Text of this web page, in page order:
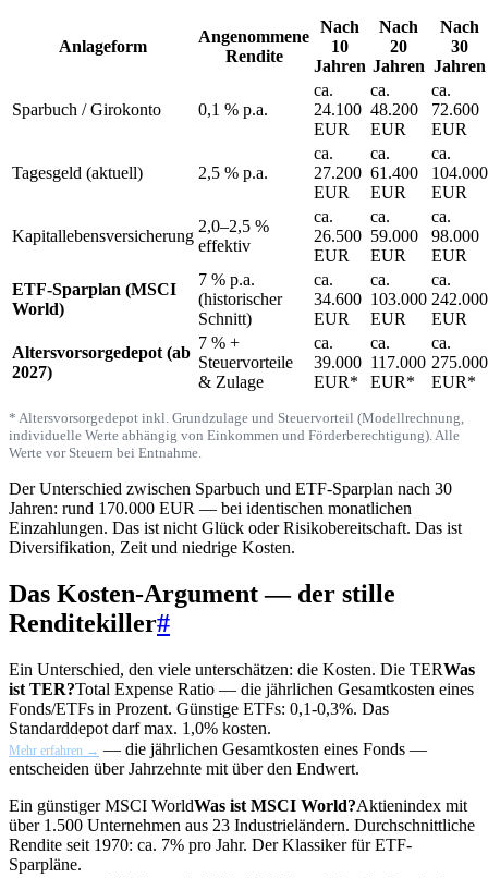
Anlageform
Angenommene
Rendite
Nach
10
Jahren
Nach
20
Jahren
Nach
30
Jahren
Sparbuch / Girokonto 0,1 % p.a.
ca.
24.100
EUR
ca.
48.200
EUR
ca.
72.600
EUR
Tagesgeld (aktuell) 2,5 % p.a.
ca.
27.200
EUR
ca.
61.400
EUR
ca.
104.000
EUR
Kapitallebensversicherung
2,0–2,5 %
effektiv
ca.
26.500
EUR
ca.
59.000
EUR
ca.
98.000
EUR
ETF-Sparplan (MSCI
World)
7 % p.a.
(historischer
Schnitt)
ca.
34.600
EUR
ca.
103.000
EUR
ca.
242.000
EUR
Altersvorsorgedepot (ab
2027)
7 % +
Steuervorteile
& Zulage
ca.
39.000
EUR*
ca.
117.000
EUR*
ca.
275.000
EUR*
* Altersvorsorgedepot inkl. Grundzulage und Steuervorteil (Modellrechnung,
individuelle Werte abhängig von Einkommen und Förderberechtigung). Alle
Werte vor Steuern bei Entnahme.
Der Unterschied zwischen Sparbuch und ETF-Sparplan nach 30
Jahren: rund 170.000 EUR — bei identischen monatlichen
Einzahlungen. Das ist nicht Glück oder Risikobereitschaft. Das ist
Diversifikation, Zeit und niedrige Kosten.
Das Kosten-Argument — der stille
Renditekiller#
Ein Unterschied, den viele unterschätzen: die Kosten. Die TERWas
ist TER?Total Expense Ratio — die jährlichen Gesamtkosten eines
Fonds/ETFs in Prozent. Günstige ETFs: 0,1-0,3%. Das
Standarddepot darf max. 1,0% kosten.
Mehr erfahren → — die jährlichen Gesamtkosten eines Fonds —
entscheiden über Jahrzehnte mit über den Endwert.
Ein günstigerMSCI WorldWas ist MSCI World?Aktienindex mit
über 1.500 Unternehmen aus 23 Industrieländern. Durchschnittliche
Rendite seit 1970: ca. 7% pro Jahr. Der Klassiker für ETF-
Sparpläne.